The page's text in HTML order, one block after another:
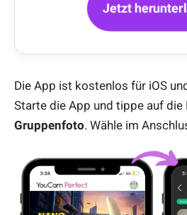
Jetzt
Die App ist kostenlos für iOS
Starte die App und tippe auf die
Gruppenfoto. Wähle im